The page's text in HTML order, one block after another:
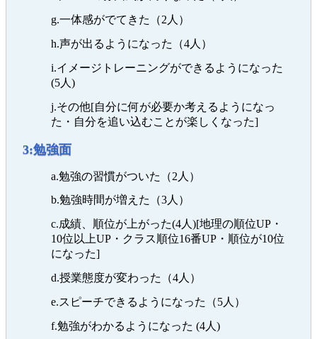
g.一体感がでてきた（2人）
h.声が出るようになった（4人）
i.イメージトレーニングができるようになった
(5人)
j.その他[自分に何が必要か考えるようになっ
た・自分を追い込むことが楽しくなった]
3:勉強面
a.勉強の習慣がついた（2人）
b.勉強時間が増えた（3人）
c.成績、順位が上がった(4人)[地理の順位UP・
10位以上UP・クラス順位16番UP・順位が10位
になった]
d.授業態度が変わった（4人）
e.スピーチできるようになった（5人）
f.勉強がわかるようになった (4人)